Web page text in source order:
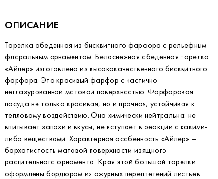
ОПИСАНИЕ
Тарелка обеденная из бисквитного фарфора с рельефным
флоральным орнаментом. Белоснежная обеденная тарелка
«Айлер» изготовлена из высококачественного бисквитного
фарфора. Это красивый фарфор с частично
неглазурованной матовой поверхностью. Фарфоровая
посуда не только красивая, но и прочная, устойчивая к
тепловому воздействию. Она химически нейтральна: не
впитывает запахи и вкусы, не вступает в реакции с какими-
либо веществами. Характерная особенность «Айлер» –
бархатистость матовой поверхности изящного
растительного орнамента. Края этой большой тарелки
оформлены бордюром из ажурных переплетений листьев